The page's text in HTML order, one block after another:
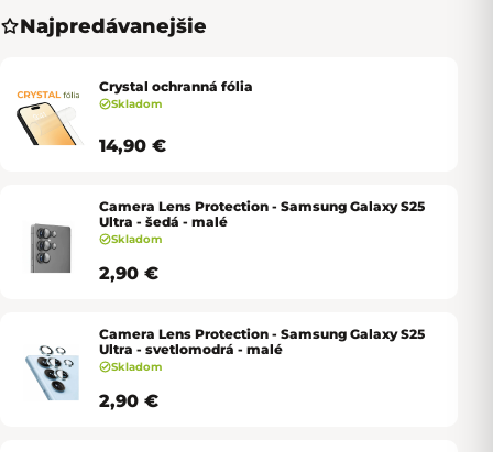
Najpredávanejšie
Crystal ochranná fólia
Skladom
14,90 €
Camera Lens Protection - Samsung Galaxy S25
Ultra - šedá - malé
Skladom
2,90 €
Camera Lens Protection - Samsung Galaxy S25
Ultra - svetlomodrá - malé
Skladom
2,90 €